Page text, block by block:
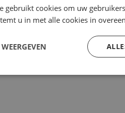
gebruikt cookies om uw
u in met alle cookies in